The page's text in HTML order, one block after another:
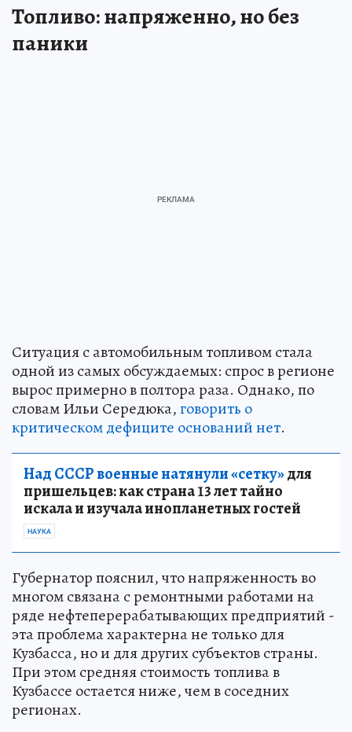
Топливо: напряженно, но без
паники
Ситуация с автомобильным топливом стала
одной из самых обсуждаемых: спрос в регионе
вырос примерно в полтора раза. Однако, по
словам Ильи Середюка,говорить о
критическом дефиците оснований нет.
Над СССР военные натянули «сетку»для
пришельцев: как страна 13 лет тайно
искала и изучала инопланетных гостей
НАУКА
Губернатор пояснил, что напряженность во
многом связана с ремонтными работами на
ряде нефтеперерабатывающих предприятий -
эта проблема характерна не только для
Кузбасса, но и для других субъектов страны.
При этом средняя стоимость топлива в
Кузбассе остается ниже, чем в соседних
регионах.